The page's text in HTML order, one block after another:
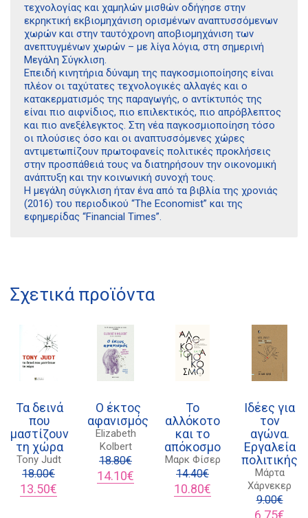
τεχνολογίας και χαμηλών μισθών οδήγησε στην
εκρηκτική εκβιομηχάνιση ορισμένων αναπτυσσόμενων
χωρών και στην ταυτόχρονη αποβιομηχάνιση των
ανεπτυγμένων χωρών – με λίγα λόγια, στη σημερινή
Μεγάλη Σύγκλιση.
Επειδή κινητήρια δύναμη της παγκοσμιοποίησης είναι
πλέον οι ταχύτατες τεχνολογικές αλλαγές και ο
κατακερματισμός της παραγωγής, ο αντίκτυπός της
είναι πιο αιφνίδιος, πιο επιλεκτικός, πιο απρόβλεπτος
και πιο ανεξέλεγκτος. Στη νέα παγκοσμιοποίηση τόσο
οι πλούσιες όσο και οι αναπτυσσόμενες χώρες
αντιμετωπίζουν πρωτοφανείς πολιτικές προκλήσεις
στην προσπάθειά τους να διατηρήσουν την οικονομική
ανάπτυξη και την κοινωνική συνοχή τους.
Η μεγάλη σύγκλιση ήταν ένα από τα βιβλία της χρονιάς
(2016) του περιοδικού “The Economist” και της
εφημερίδας “Financial Times”.
Σχετικά προϊόντα
Τα δεινά
που
μαστίζουν
τη χώρα
Tony Judt
18.00€
Original
price
13.50€
τρέχουσα
Ο έκτος
αφανισμός
Elizabeth
Kolbert
18.80€
Original
price
14.10€
τρέχουσα
Το
αλλόκοτο
και το
απόκοσμο
Μαρκ Φίσερ
14.40€
Original
price
10.80€
τρέχουσα
Ιδέες για
τον
αγώνα.
Εργαλεία
πολιτικής
Μάρτα
Χάρνεκερ
9.00€
Original
6.75€
21 1750 8340
kombrai.bs@gmail.com
Πολιτική προστασίας δεδομένων
Τρόποι Πληρωμής
Όροι χρήσης
Αποστολές